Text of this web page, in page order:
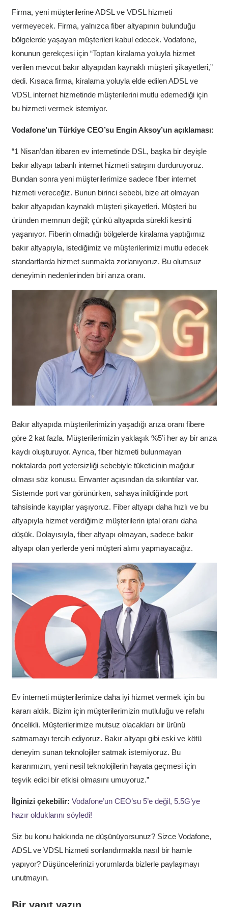
Firma, yeni müşterilerine ADSL ve VDSL hizmeti
vermeyecek. Firma, yalnızca fiber altyapının bulunduğu
bölgelerde yaşayan müşterileri kabul edecek. Vodafone,
konunun gerekçesi için “Toptan kiralama yoluyla hizmet
verilen mevcut bakır altyapıdan kaynaklı müşteri şikayetleri,”
dedi. Kısaca firma, kiralama yoluyla elde edilen ADSL ve
VDSL internet hizmetinde müşterilerini mutlu edemediği için
bu hizmeti vermek istemiyor.
Vodafone’un Türkiye CEO’su Engin Aksoy’un açıklaması:
“1 Nisan’dan itibaren ev internetinde DSL, başka bir deyişle
bakır altyapı tabanlı internet hizmeti satışını durduruyoruz.
Bundan sonra yeni müşterilerimize sadece fiber internet
hizmeti vereceğiz. Bunun birinci sebebi, bize ait olmayan
bakır altyapıdan kaynaklı müşteri şikayetleri. Müşteri bu
üründen memnun değil; çünkü altyapıda sürekli kesinti
yaşanıyor. Fiberin olmadığı bölgelerde kiralama yaptığımız
bakır altyapıyla, istediğimiz ve müşterilerimizi mutlu edecek
standartlarda hizmet sunmakta zorlanıyoruz. Bu olumsuz
deneyimin nedenlerinden biri arıza oranı.
Bakır altyapıda müşterilerimizin yaşadığı arıza oranı fibere
göre 2 kat fazla. Müşterilerimizin yaklaşık %5’i her ay bir arıza
kaydı oluşturuyor. Ayrıca, fiber hizmeti bulunmayan
noktalarda port yetersizliği sebebiyle tüketicinin mağdur
olması söz konusu. Envanter açısından da sıkıntılar var.
Sistemde port var görünürken, sahaya inildiğinde port
tahsisinde kayıplar yaşıyoruz. Fiber altyapı daha hızlı ve bu
altyapıyla hizmet verdiğimiz müşterilerin iptal oranı daha
düşük. Dolayısıyla, fiber altyapı olmayan, sadece bakır
altyapı olan yerlerde yeni müşteri alımı yapmayacağız.
Ev interneti müşterilerimize daha iyi hizmet vermek için bu
kararı aldık. Bizim için müşterilerimizin mutluluğu ve refahı
öncelikli. Müşterilerimize mutsuz olacakları bir ürünü
satmamayı tercih ediyoruz. Bakır altyapı gibi eski ve kötü
deneyim sunan teknolojiler satmak istemiyoruz. Bu
kararımızın, yeni nesil teknolojilerin hayata geçmesi için
teşvik edici bir etkisi olmasını umuyoruz.”
İlginizi çekebilir: Vodafone’un CEO’su 5’e değil, 5.5G’ye
hazır olduklarını söyledi!
Siz bu konu hakkında ne düşünüyorsunuz? Sizce Vodafone,
ADSL ve VDSL hizmeti sonlandırmakla nasıl bir hamle
yapıyor? Düşüncelerinizi yorumlarda bizlerle paylaşmayı
unutmayın.